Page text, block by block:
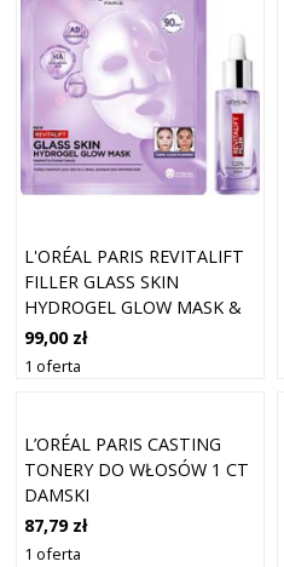
L'ORÉAL PARIS REVITALIFT
FILLER GLASS SKIN
HYDROGEL GLOW MASK &
1,5% H
99,00 zł
1 oferta
L’ORÉAL PARIS CASTING
TONERY DO WŁOSÓW 1 CT
DAMSKI
87,79 zł
1 oferta